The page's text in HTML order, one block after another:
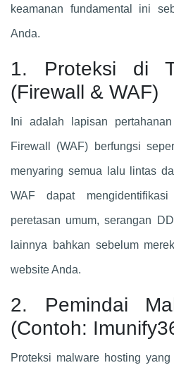
keamanan fundamental ini
Anda.
1. Proteksi di
(Firewall & WAF)
Ini adalah lapisan
Firewall (WAF) berfungsi
menyaring semua lalu lintas
WAF dapat
peretasan umum, serangan
lainnya bahkan sebelum
website Anda.
2. Pemindai
(Contoh:
Proteksi malware hosting